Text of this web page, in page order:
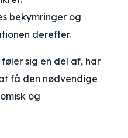
bekymringer og
derefter.
sig en del af, har
få den nødvendige
og